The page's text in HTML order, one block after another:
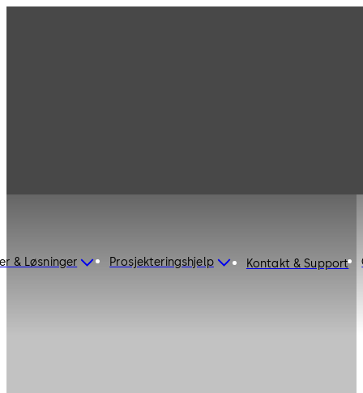
& Løsninger Prosjekteringshjelp Kontakt & Support